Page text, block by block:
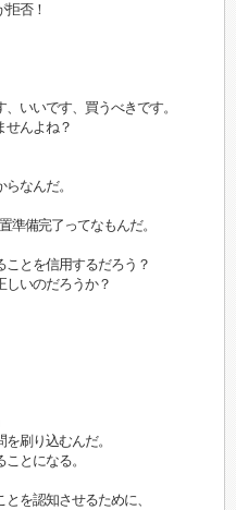
否！
いいです、買うべきです。
んよね？
なんだ。
準備完了ってなもんだ。
とを信用するだろう？
いのだろうか？
刷り込むんだ。
とになる。
を認知させるために、